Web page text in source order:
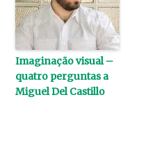
Imaginação visual –
quatro perguntas a
Miguel Del Castillo